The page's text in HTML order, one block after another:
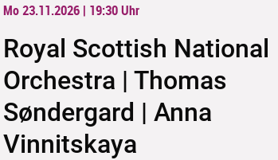
Mo 23.11.2026 | 19:30Uhr
Royal Scottish National
Orchestra | Thomas
Søndergard | Anna
Vinnitskaya